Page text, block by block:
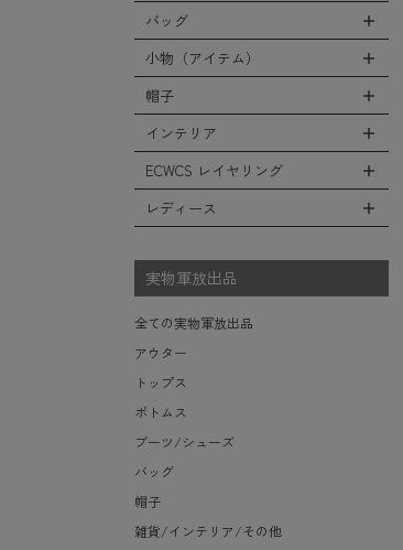
M-65ジャケット
タンカースジャケット
コート
フリースジャケット
レザーアウター
ジャケットライナー
モッズコート
シャツ
スウェット/パーカー
セーター/カーディガン
ベスト
タンクトップ
カーゴパンツ
デニムパンツ
チノ，ワークパンツ
ファティーグパンツ
ナイロンパンツ
スウェットパンツ
ショートパンツ
アンダー（下着）
全てのフットウェア
ブーツ
シューズ・スニーカー
サンダル
レインシューズ・ブーツ
ソックス/靴下
バッグ
全てのバッグ
リュックサック
ショルダーバッグ
ヘルメットバッグ
トートバッグ
ダッフルバッグ
ボストンバッグ
ポーチ/ケース/etc
スーツケース/キャリーバッグ
ビジネスバッグ
小物（アイテム）
全ての小物（アイテム）
グローブ（手袋）
防寒物（ネックウォーマーetc）
傘/ポンチョ
ミリタリーウォッチ
サングラス・ゴーグル
帽子
全ての帽子
キャップ
ハット
ニット帽（ビーニー）
ベレー帽
ハンチング
キャスケット
その他
インテリア
全てのインテリア
デスク、椅子、家具
ボックス/ガソリン缶/etc
生地・テントシェル
ECWCS レイヤリング
全てのECWCS
ミッドベースレイヤー Level.2
ウィンドレイヤー Level.4
ソフトシェルレイヤー Level.5
ハードシェルレイヤー Level.6
アウターレイヤー Level.7
レディース
実物軍放出品
全ての実物軍放出品
アウター
トップス
ボトムス
ブーツ/シューズ
バッグ
帽子
雑貨/インテリア/その他